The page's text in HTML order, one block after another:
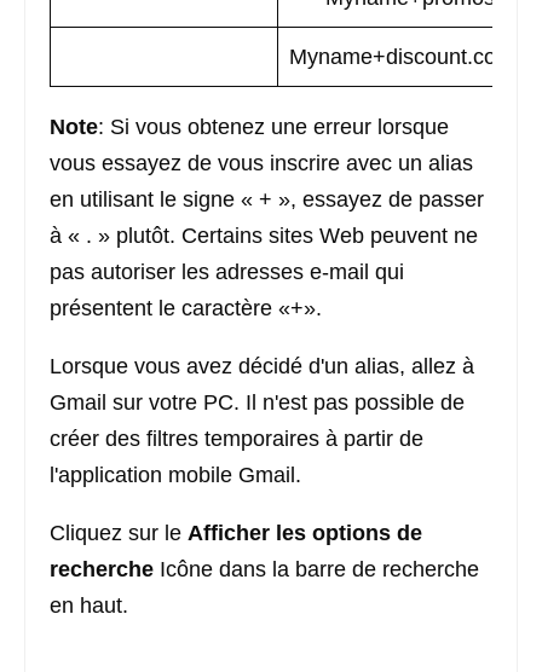
Note: Si vous obtenez une erreur lorsque
vous essayez de vous inscrire avec un alias
en utilisant le signe « + », essayez de passer
à « . » plutôt. Certains sites Web peuvent ne
pas autoriser les adresses e-mail qui
présentent le caractère «+».
Lorsque vous avez décidé d'un alias, allez à
Gmail sur votre PC. Il n'est pas possible de
créer des filtres temporaires à partir de
l'application mobile Gmail.
Cliquez sur le Afficher les options de
recherche Icône dans la barre de recherche
en haut.